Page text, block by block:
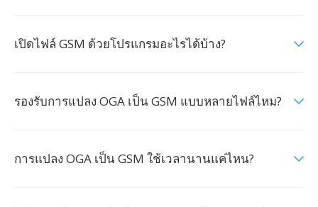
เปิดไฟล์ GSM ด้วยโปรแกรมอะไรได้บ้าง?
รองรับการแปลง OGA เป็น GSM แบบหลายไฟล์ไหม?
การแปลง OGA เป็น GSM ใช้เวลานานแค่ไหน?